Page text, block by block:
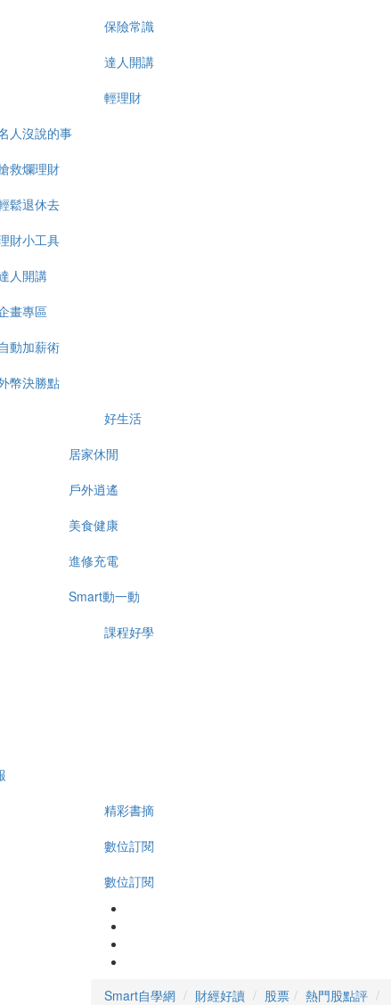
保險常識
達人開講
輕理財
人沒說的事
救爛理財
鬆退休去
財小工具
人開講
畫專區
動加薪術
幣決勝點
好生活
居家休閒
戶外逍遙
美食健康
進修充電
Smart動一動
課程好學
精彩書摘
數位訂閱
數位訂閱
Smart自學網 財經好讀 股票 熱門股點評